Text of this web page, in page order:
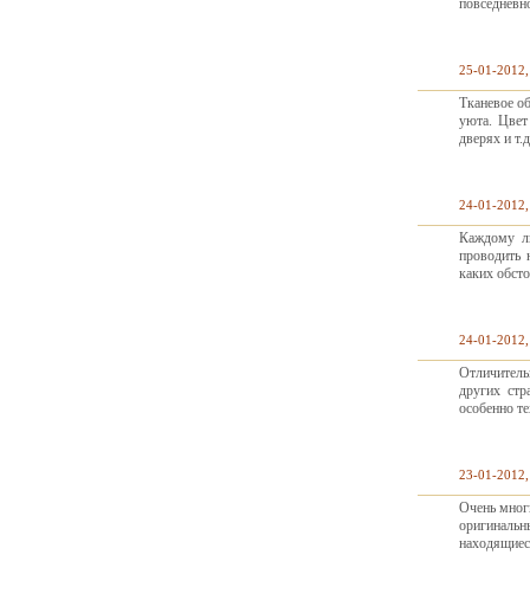
25-01-
Тканевое
уюта. Цвет
дверях и т.д
24-01-
Каждому
проводить
каких
24-01-
других
особенно
23-01-
Очень